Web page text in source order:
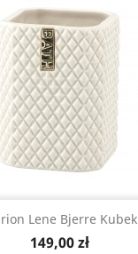
Lene Bjerre Kubek
Cena
149,00 zł